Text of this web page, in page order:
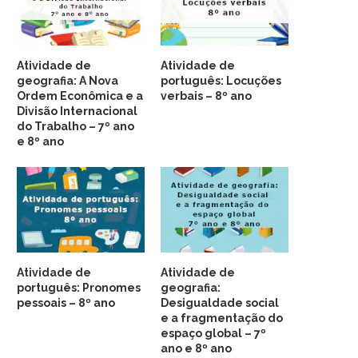
Atividade de
geografia: A Nova
Ordem Econômica e a
Divisão Internacional
do Trabalho – 7º ano
e 8º ano
Atividade de
português: Locuções
verbais – 8º ano
Atividade de
português: Pronomes
pessoais – 8º ano
Atividade de
geografia:
Desigualdade social
e a fragmentação do
espaço global – 7º
ano e 8º ano